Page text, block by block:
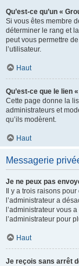
Qu’est-ce qu’un «
Si vous êtes membre
déterminer le rang et
peut vous permettre
l’utilisateur.
Haut
Qu’est-ce que le lien
Cette page donne la
administrateurs et
qu’ils modèrent.
Haut
Messagerie
Je ne peux pas
Il y a trois raisons
l’administrateur a
l’administrateur vous
l’administrateur pour
Haut
Je reçois sans arrêt